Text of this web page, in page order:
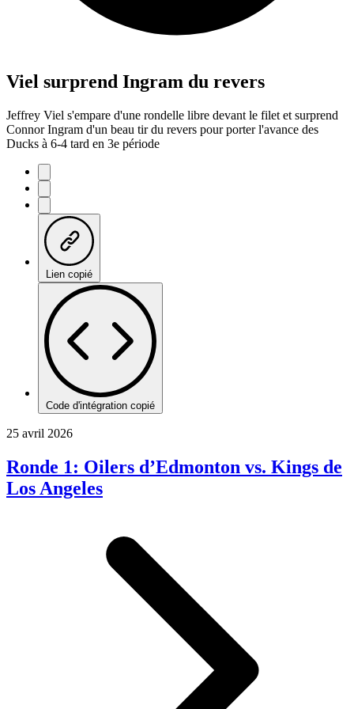
Viel surprend Ingram du revers
Jeffrey Viel s'empare d'une rondelle libre devant le filet et surprend
Connor Ingram d'un beau tir du revers pour porter l'avance des
Ducks à 6-4 tard en 3e période
Lien copié
Code d'intégration copié
25 avril 2026
Ronde 1: Oilers d’Edmonton vs. Kings de
Los Angeles